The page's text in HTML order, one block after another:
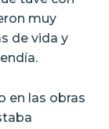
muy
de vida y
en las obras